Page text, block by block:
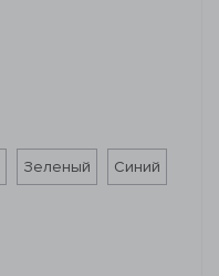
Зеленый Синий